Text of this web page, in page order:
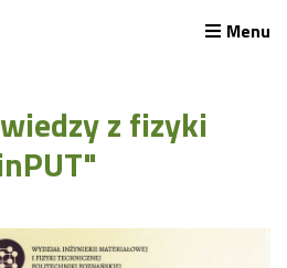
Menu
z fizyki